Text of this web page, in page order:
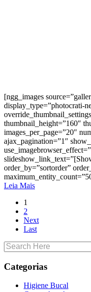
[ngg_images
display_type=”photocrati-
thumbnail_height=”160″
images_per_page=”20″
ajax_pagination=”1″
order_by=”sortorder”
Leia Mais
1
2
Next
Last
Categorias
Higiene Bucal